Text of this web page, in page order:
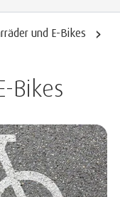
und E-Bikes
Bikes